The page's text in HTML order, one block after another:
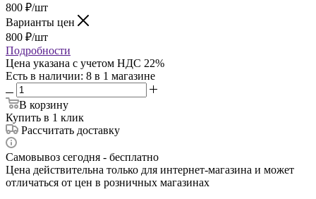
800 ₽/шт
Варианты цен
800 ₽/шт
Подробности
Цена указана с учетом НДС 22%
Есть в наличии: 8 в 1 магазине
В корзину
Купить в 1 клик
Рассчитать доставку
Самовывоз сегодня - бесплатно
Цена действительна только для интернет-магазина и может
отличаться от цен в розничных магазинах